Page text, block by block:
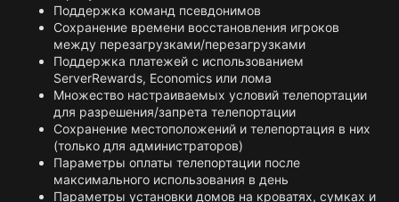
Поддержка команд псевдонимов
Сохранение времени восстановления игроков
между перезагрузками/перезагрузками
Поддержка платежей с использованием
ServerRewards, Economics или лома
Множество настраиваемых условий телепортации
для разрешения/запрета телепортации
Сохранение местоположений и телепортация в них
(только для администраторов)
Параметры оплаты телепортации после
максимального использования в день
Параметры установки домов на кроватях, сумках и